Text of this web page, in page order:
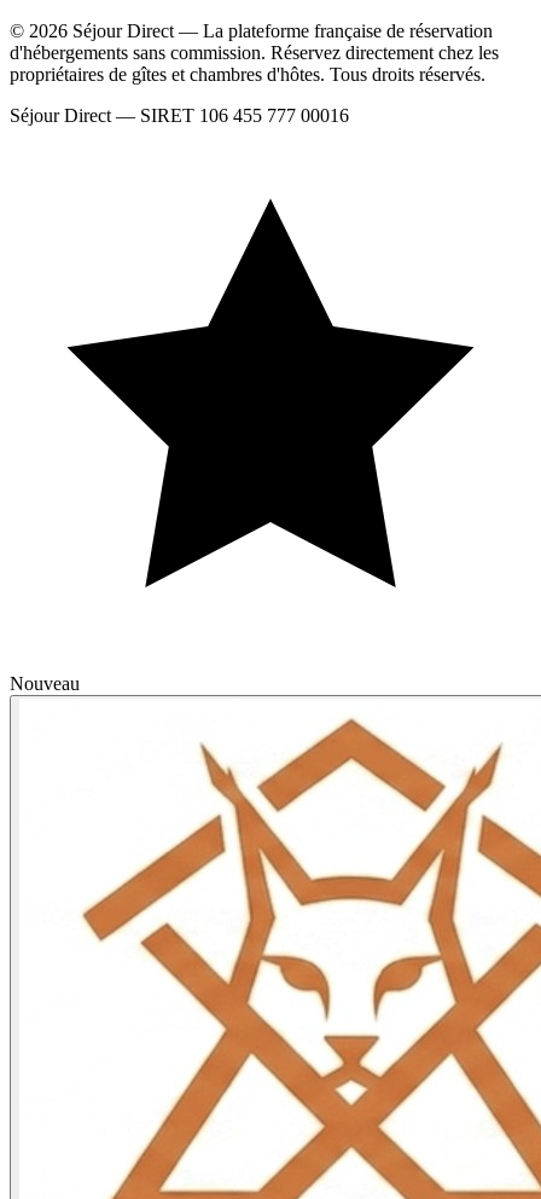
© 2026 Séjour Direct — La plateforme française de réservation
d'hébergements sans commission. Réservez directement chez les
propriétaires de gîtes et chambres d'hôtes. Tous droits réservés.
Séjour Direct — SIRET 106 455 777 00016
Nouveau